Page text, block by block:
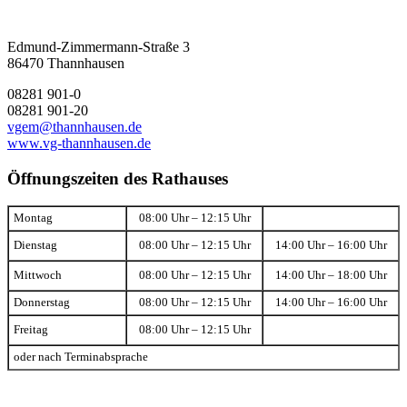
Edmund-Zimmermann-Straße 3
86470 Thannhausen
08281 901-0
08281 901-20
vgem@thannhausen.de
www.vg-thannhausen.de
Öffnungszeiten des Rathauses
Montag 08:00 Uhr – 12:15 Uhr
Dienstag 08:00 Uhr – 12:15 Uhr 14:00 Uhr – 16:00 Uhr
Mittwoch 08:00 Uhr – 12:15 Uhr 14:00 Uhr – 18:00 Uhr
Donnerstag 08:00 Uhr – 12:15 Uhr 14:00 Uhr – 16:00 Uhr
Freitag 08:00 Uhr – 12:15 Uhr
oder nach Terminabsprache